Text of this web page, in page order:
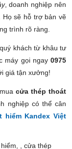
, doanh nghiệp nên
Họ sẽ hỗ trợ bản vẽ
trình rõ ràng.
khách từ khâu tư
máy gọi ngay 0975
giá tận xưởng!
cửa thép thoát
nghiệp có thể cân
hiểm Kandex Việt
cửa thép